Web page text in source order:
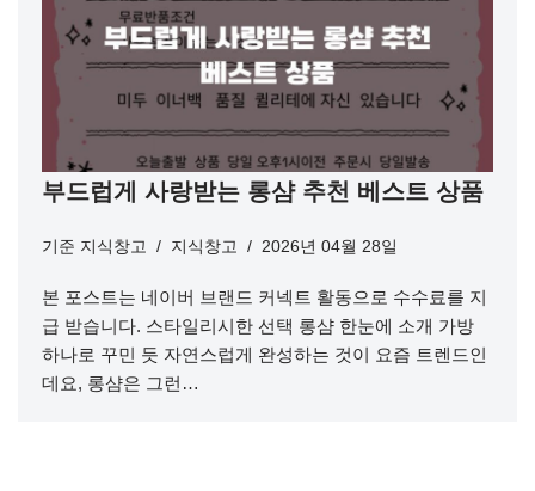
부드럽게 사랑받는 롱샴 추천 베스트 상품
기준 지식창고 지식창고 2026년 04월 28일
본 포스트는 네이버 브랜드 커넥트 활동으로 수수료를 지
급 받습니다. 스타일리시한 선택 롱샴 한눈에 소개 가방
하나로 꾸민 듯 자연스럽게 완성하는 것이 요즘 트렌드인
데요, 롱샴은 그런…